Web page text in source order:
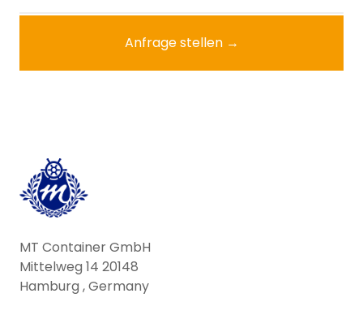
Anfrage stellen →
MT Container GmbH
Mittelweg 14 20148
Hamburg , Germany